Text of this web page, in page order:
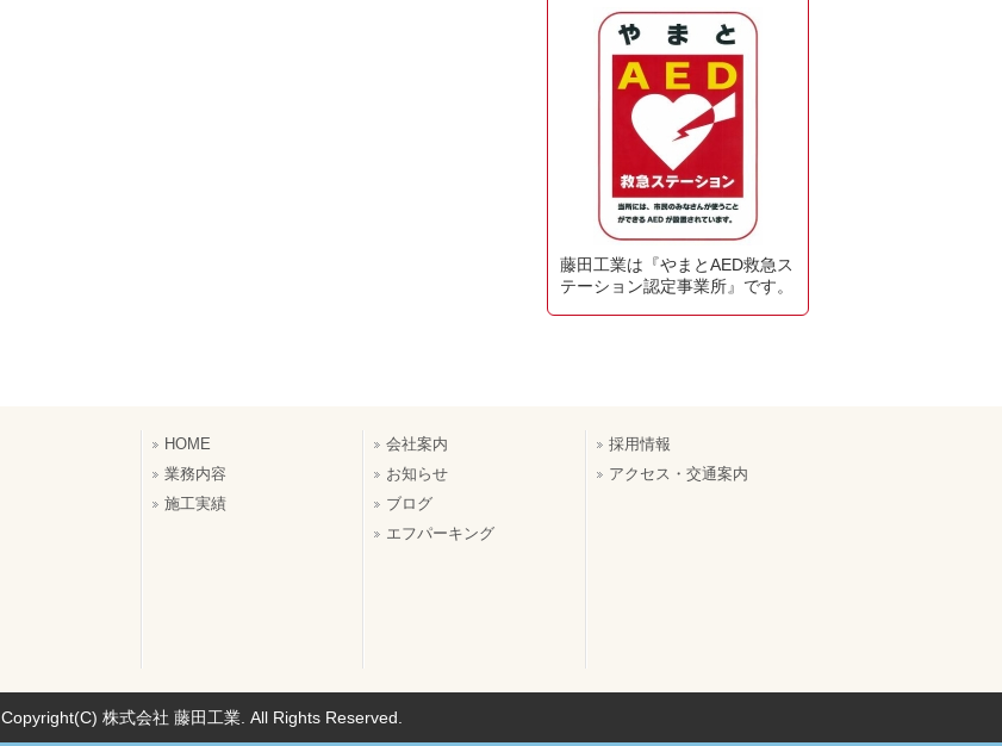
藤田工業は『やまとAED救急ス
テーション認定事業所』です。
HOME
業務内容
施工実績
会社案内
お知らせ
ブログ
エフパーキング
採用情報
アクセス・交通案内
Copyright(C) 株式会社 藤田工業. All Rights Reserved.